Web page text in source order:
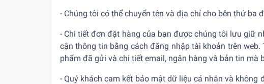
- Chúng tôi có thể chuyển tên và địa chỉ cho bên thứ ba
- Chi tiết đơn đặt hàng của bạn được chúng tôi lưu giữ
cận thông tin bằng cách đăng nhập tài khoản trên
phẩm đã gửi và chi tiết email, ngân hàng và bản tin mà
- Quý khách cam kết bảo mật dữ liệu cá nhân và